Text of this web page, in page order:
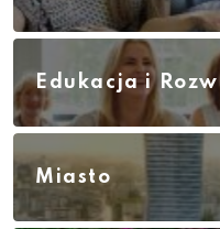
Edukacja i
Miasto